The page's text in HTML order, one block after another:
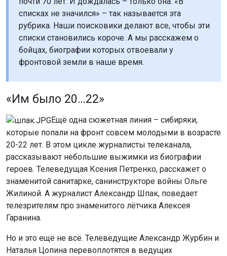
списках не значился» – так называется эта
рубрика. Наши поисковики делают все, чтобы эти
списки становились короче. А мы расскажем о
бойцах, биографии которых отвоевали у
фронтовой земли в наше время.
«Им было 20…22»
Ещё одна сюжетная линия – сибиряки,
которые попали на фронт совсем молодыми в возрасте
20-22 лет. В этом цикле журналисты телеканала,
рассказывают небольшие выжимки из биографии
героев. Телеведущая Ксения Петренко, расскажет о
знаменитой санитарке, санинструкторе войны Ольге
Жилиной. А журналист Александр Шпак, поведает
телезрителям про знаменитого лётчика Алексея
Гаранина.
Но и это ещё не всё. Телеведущие Александр Журбин и
Наталья Цопина перевоплотятся в ведущих